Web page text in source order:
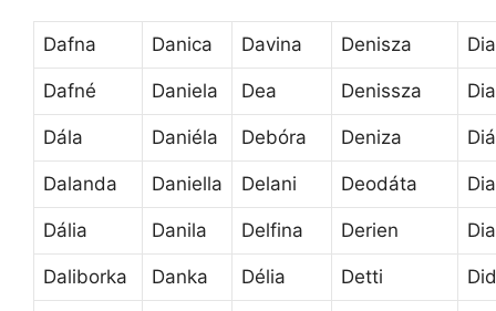
Dafna Danica Davina Denisza Dia
Dafné Daniela Dea Denissza
Dála Daniéla Debóra Deniza
Dalanda Daniella Delani Deodáta
Dália Danila Delfina Derien
Daliborka Danka Délia Detti